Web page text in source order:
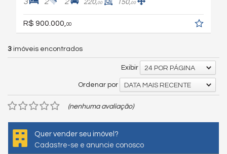
220,00 150,00
R$ 900.000, 00
3 imóveis encontrados
Exibir 24 POR PÁGINA
Ordenar por DATA MAIS RECENTE
(nenhuma avaliação)
Quer vender seu imóvel?
Cadastre-se e anuncie conosco